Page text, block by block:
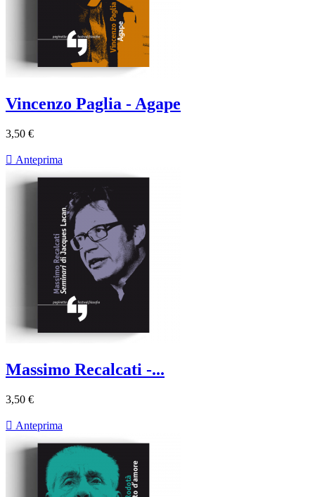
Vincenzo Paglia - Agape
3,50 €
 Anteprima
Massimo Recalcati -...
3,50 €
 Anteprima